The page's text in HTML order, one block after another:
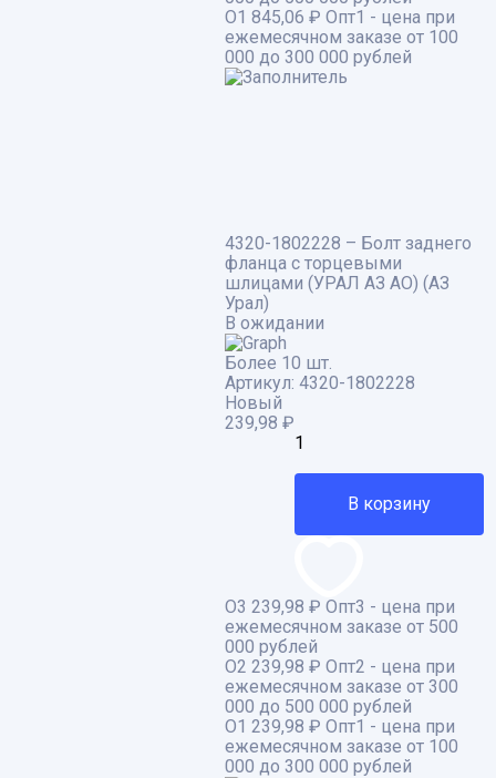
О1 845,06 ₽ Опт1 - цена при
ежемесячном заказе от 100
000 до 300 000 рублей
4320-1802228 – Болт заднего
фланца с торцевыми
шлицами (УРАЛ АЗ АО) (АЗ
Урал)
В ожидании
Более 10 шт.
Артикул: 4320-1802228
Новый
239,98 ₽
В корзину
О3 239,98 ₽ Опт3 - цена при
ежемесячном заказе от 500
000 рублей
О2 239,98 ₽ Опт2 - цена при
ежемесячном заказе от 300
000 до 500 000 рублей
О1 239,98 ₽ Опт1 - цена при
ежемесячном заказе от 100
000 до 300 000 рублей